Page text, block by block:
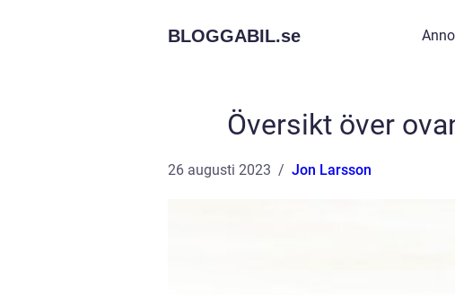
BLOGGABIL.se
Översikt över
26 augusti 2023 Jon Larsson